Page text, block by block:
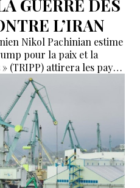
GUERRE DES
L’IRAN
Nikol Pachinian estime
pour la paix et la
(TRIPP) attirera les pays
déclaré que
entraver sa mise en